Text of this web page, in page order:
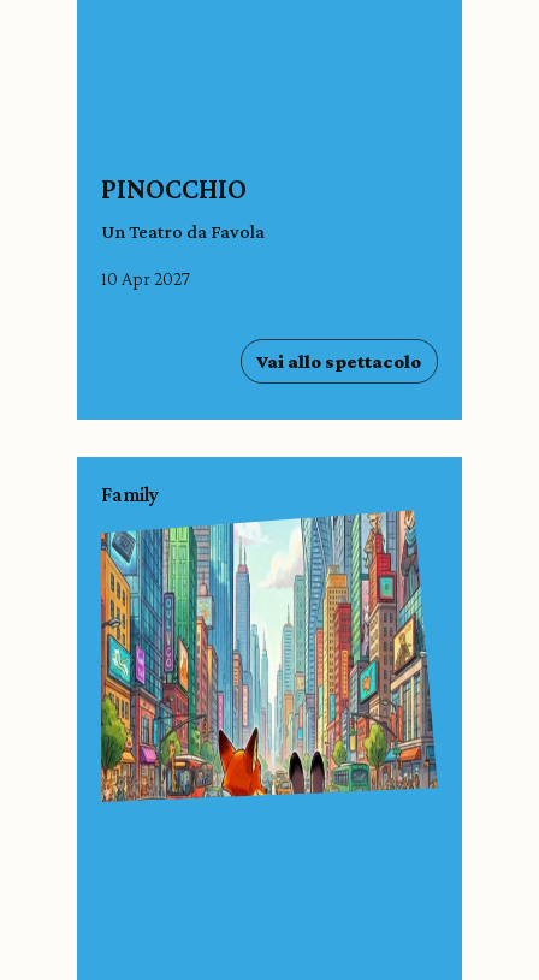
PINOCCHIO
Un Teatro da Favola
10 Apr 2027
Vai allo spettacolo
Family